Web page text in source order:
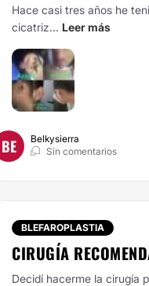
Hace casi tres años he
cicatriz... Leer más
BE
Belkysierra
Sin comentarios
BLEFAROPLASTIA
CIRUGÍA
Decidí hacerme la cirugía